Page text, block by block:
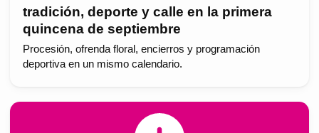
tradición, deporte y calle en la primera
quincena de septiembre
Procesión, ofrenda floral, encierros y programación
deportiva en un mismo calendario.